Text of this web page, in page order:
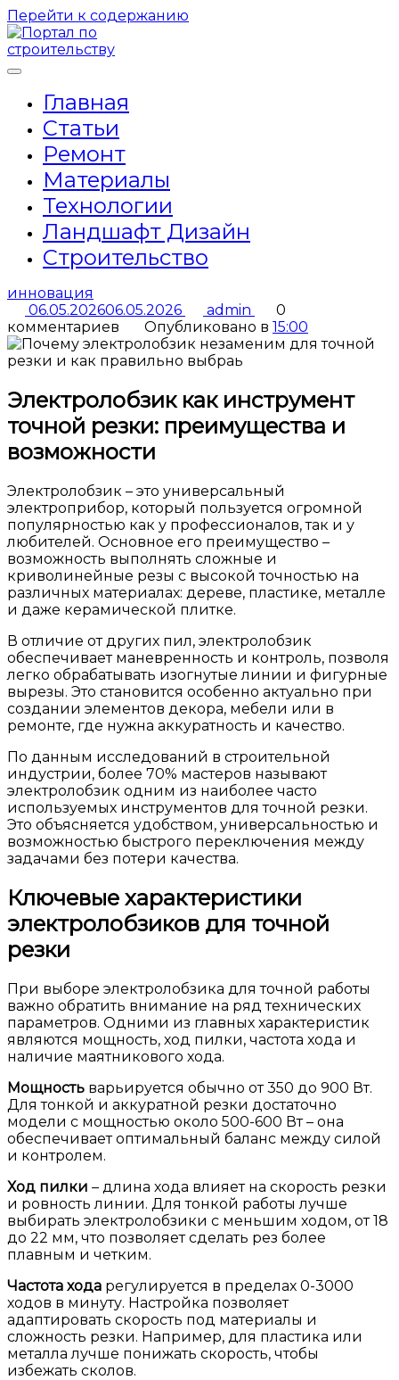
Перейти к содержанию
Главная
Статьи
Ремонт
Материалы
Технологии
Ландшафт Дизайн
Строительство
инновация
06.05.202606.05.2026 admin
0
комментариев
Опубликовано в 15:00
Электролобзик как инструмент
точной резки: преимущества и
возможности
Электролобзик – это универсальный
электроприбор, который пользуется огромной
популярностью как у профессионалов, так и у
любителей. Основное его преимущество –
возможность выполнять сложные и
криволинейные резы с высокой точностью на
различных материалах: дереве, пластике, металле
и даже керамической плитке.
В отличие от других пил, электролобзик
обеспечивает маневренность и контроль, позволя
легко обрабатывать изогнутые линии и фигурные
вырезы. Это становится особенно актуально при
создании элементов декора, мебели или в
ремонте, где нужна аккуратность и качество.
По данным исследований в строительной
индустрии, более 70% мастеров называют
электролобзик одним из наиболее часто
используемых инструментов для точной резки.
Это объясняется удобством, универсальностью и
возможностью быстрого переключения между
задачами без потери качества.
Ключевые характеристики
электролобзиков для точной
резки
При выборе электролобзика для точной работы
важно обратить внимание на ряд технических
параметров. Одними из главных характеристик
являются мощность, ход пилки, частота хода и
наличие маятникового хода.
Мощность варьируется обычно от 350 до 900 Вт.
Для тонкой и аккуратной резки достаточно
модели с мощностью около 500-600 Вт – она
обеспечивает оптимальный баланс между силой
и контролем.
Ход пилки – длина хода влияет на скорость резки
и ровность линии. Для тонкой работы лучше
выбирать электролобзики с меньшим ходом, от 18
до 22 мм, что позволяет сделать рез более
плавным и четким.
Частота хода регулируется в пределах 0-3000
ходов в минуту. Настройка позволяет
адаптировать скорость под материалы и
сложность резки. Например, для пластика или
металла лучше понижать скорость, чтобы
избежать сколов.